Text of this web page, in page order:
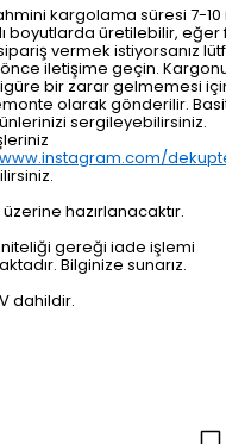
kargolama süresi 7-10
boyutlarda üretilebilir, eğer
vermek istiyorsanız
iletişime geçin.
bir zarar gelmemesi
olarak gönderilir.
sergileyebilirsiniz.
hazırlanacaktır.
niteliği gereği iade işlemi
Bilginize sunarız.
dahildir.